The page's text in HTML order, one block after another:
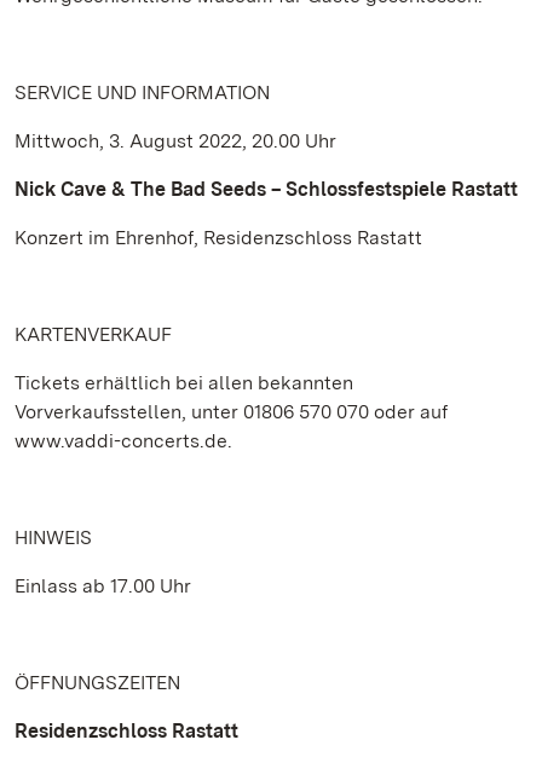
SERVICE UND INFORMATION
Mittwoch, 3. August 2022, 20.00 Uhr
Nick Cave & The Bad Seeds – Schlossfestspiele Rastatt
Konzert im Ehrenhof, Residenzschloss Rastatt
KARTENVERKAUF
Tickets erhältlich bei allen bekannten
Vorverkaufsstellen, unter 01806 570 070 oder auf
www.vaddi-concerts.de.
HINWEIS
Einlass ab 17.00 Uhr
ÖFFNUNGSZEITEN
Residenzschloss Rastatt